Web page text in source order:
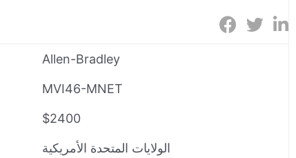
Allen-Bradley
MVI46-MNET
$2400
الولايات المتحدة الأمريكية